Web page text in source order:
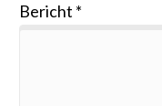
Bericht